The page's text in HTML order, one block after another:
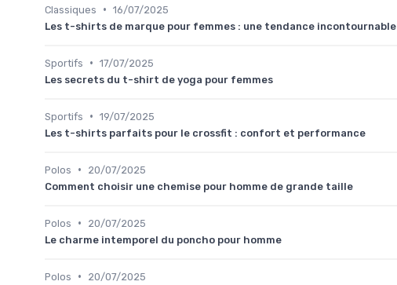
Classiques • 16/07/2025
Les t-shirts de marque pour femmes : une tendance incontournable
Sportifs • 17/07/2025
Les secrets du t-shirt de yoga pour femmes
Sportifs • 19/07/2025
Les t-shirts parfaits pour le crossfit : confort et performance
Polos •
20/07/2025
Comment choisir une chemise pour homme de grande taille
Polos •
20/07/2025
Le charme intemporel du poncho pour homme
Polos •
20/07/2025